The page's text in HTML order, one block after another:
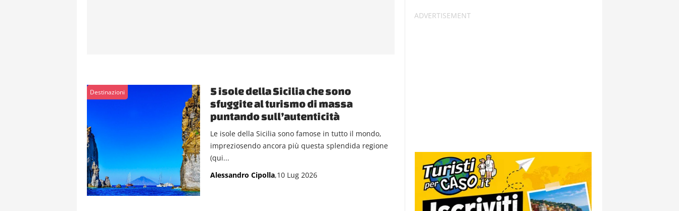
Destinazioni
5 isole della Sicilia che sono
sfuggite al turismo di massa
puntando sull’autenticità
Le isole della Sicilia sono famose in tutto il mondo,
impreziosendo ancora più questa splendida regione
(qui...
Alessandro Cipolla,10 Lug 2026